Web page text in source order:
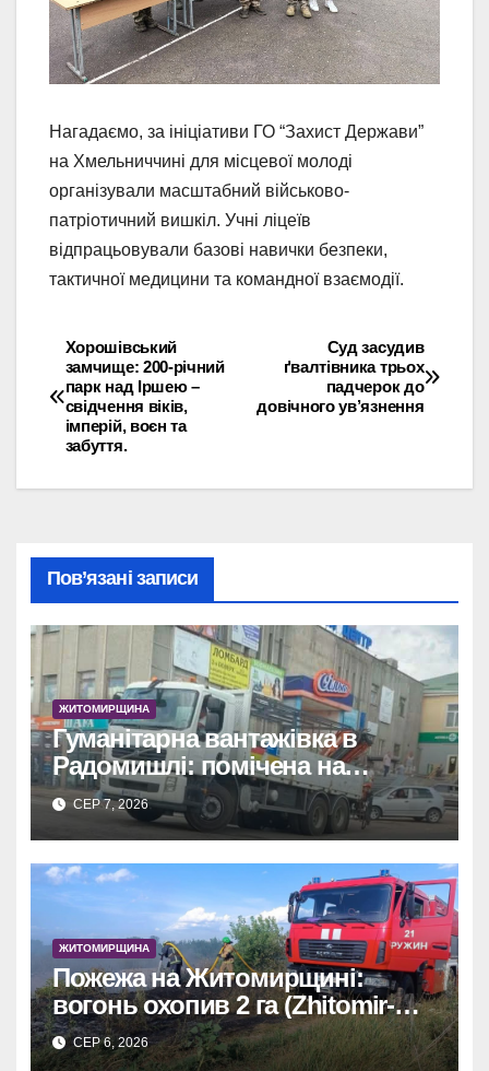
Нагадаємо, за ініціативи ГО “Захист Держави”
на Хмельниччині для місцевої молоді
організували масштабний військово-
патріотичний вишкіл. Учні ліцеїв
відпрацьовували базові навички безпеки,
тактичної медицини та командної взаємодії.
Навігація
записів
Суд засудив
ґвалтівника трьох
падчерок до
довічного ув’язнення
Хорошівський
замчище: 200-річний
парк над Іршею –
свідчення віків,
імперій, воєн та
забуття.
Пов’язані записи
ЖИТОМИРЩИНА
Гуманітарна вантажівка в
Радомишлі: помічена на
будівництві приватного
об’єкта.
СЕР 7, 2026
ЖИТОМИРЩИНА
Пожежа на Житомирщині:
вогонь охопив 2 га (Zhitomir-
OnLine)
СЕР 6, 2026